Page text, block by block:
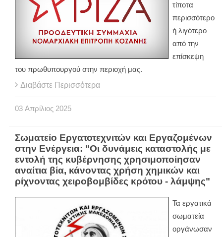
τίποτα
περισσότερο
ή λιγότερο
από την
επίσκεψη
του πρωθυπουργού στην περιοχή μας.
Διαβάστε Περισσότερα
03 Απρίλιος 2025
Σωματείο Εργατοτεχνιτών και Εργαζομένων
στην Ενέργεια: "Οι δυνάμεις καταστολής με
εντολή της κυβέρνησης χρησιμοποίησαν
αναίτια βία, κάνοντας χρήση χημικών και
ρίχνοντας χειροβομβίδες κρότου - λάμψης"
Τα εργατικά
σωματεία
οργάνωσαν